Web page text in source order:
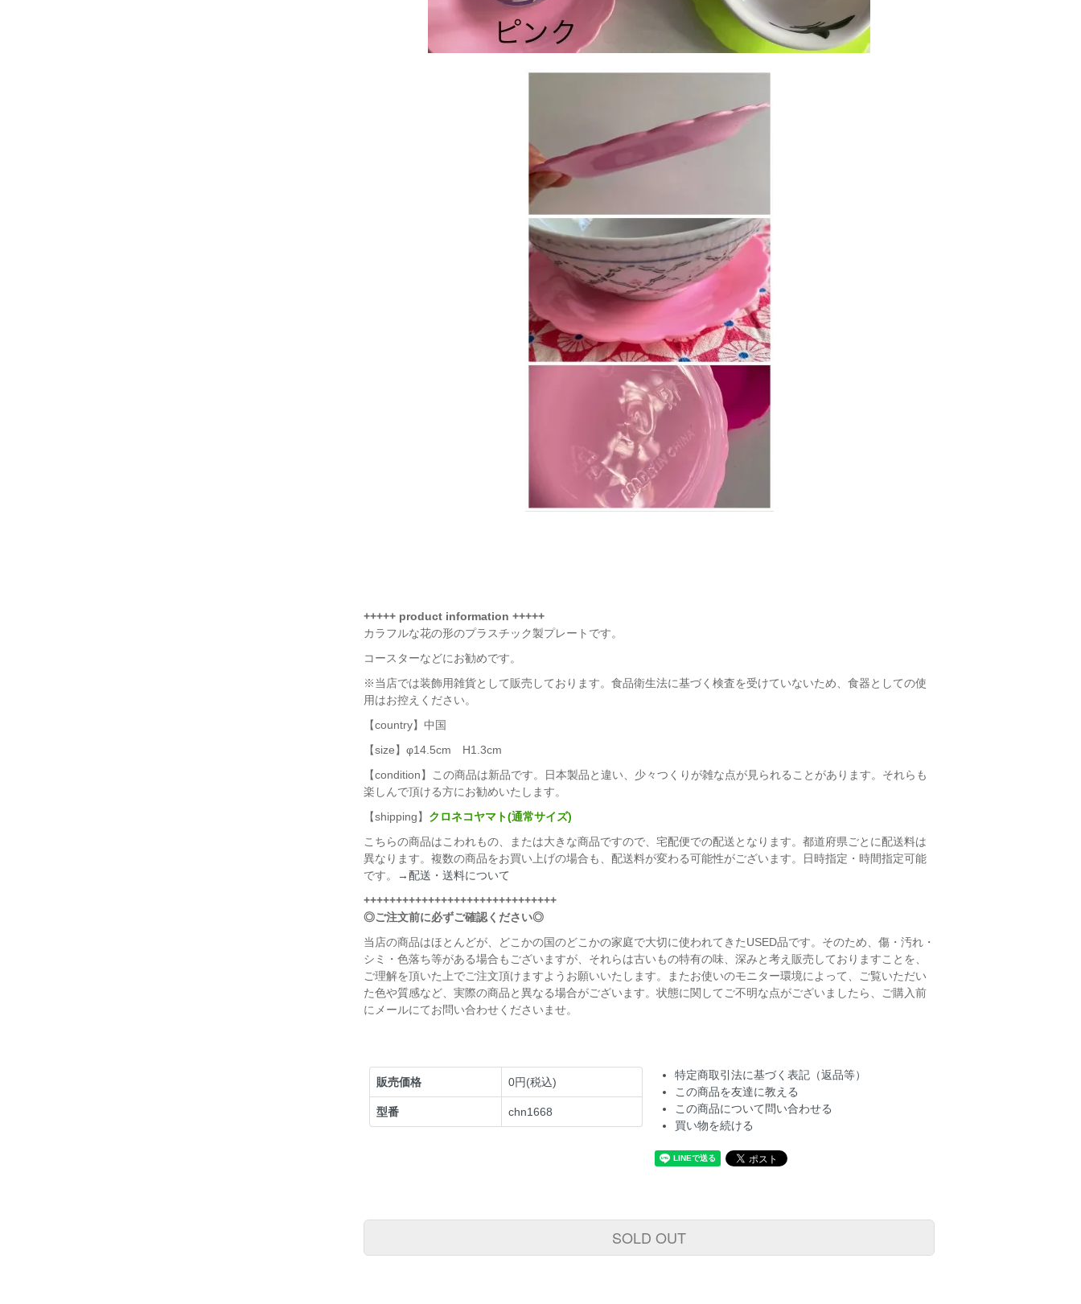
+++++ product information +++++
カラフルな花の形のプラスチック製プレートです。
コースターなどにお勧めです。
※当店では装飾用雑貨として販売しております。食品衛生法に基づく検査を受けていないため、食器としての使
用はお控えください。
【country】中国
【size】φ14.5cm H1.3cm
【condition】この商品は新品です。日本製品と違い、少々つくりが雑な点が見られることがあります。それらも
楽しんで頂ける方にお勧めいたします。
【shipping】 クロネコヤマト(通常サイズ)
こちらの商品はこわれもの、または大きな商品ですので、宅配便での配送となります。都道府県ごとに配送料は
異なります。複数の商品をお買い上げの場合も、配送料が変わる可能性がございます。日時指定・時間指定可能
です。
→配送・送料について
++++++++++++++++++++++++++++++
◎ご注文前に必ずご確認ください◎
当店の商品はほとんどが、どこかの国のどこかの家庭で大切に使われてきたUSED品です。そのため、傷・汚れ・
シミ・色落ち等がある場合もございますが、それらは古いもの特有の味、深みと考え販売しておりますことを、
ご理解を頂いた上でご注文頂けますようお願いいたします。またお使いのモニター環境によって、ご覧いただい
た色や質感など、実際の商品と異なる場合がございます。状態に関してご不明な点がございましたら、ご購入前
にメールにてお問い合わせくださいませ。
販売価格 0円(税込)
型番 chn1668
特定商取引法に基づく表記（返品等）
この商品を友達に教える
この商品について問い合わせる
買い物を続ける
SOLD OUT